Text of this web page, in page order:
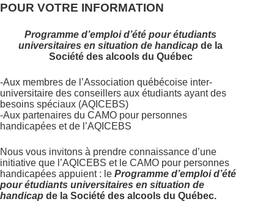
POUR VOTRE INFORMATION
Programme d’emploi d’été pour étudiants
universitaires en situation de handicap de la
Société des alcools du Québec
-Aux membres de l’Association québécoise inter-
universitaire des conseillers aux étudiants ayant des
besoins spéciaux (AQICEBS)
-Aux partenaires du CAMO pour personnes
handicapées et de l’AQICEBS
Nous vous invitons à prendre connaissance d’une
initiative que l’AQICEBS et le CAMO pour personnes
handicapées appuient : le Programme d’emploi d’été
pour étudiants universitaires en situation de
handicap de la Société des alcools du Québec.